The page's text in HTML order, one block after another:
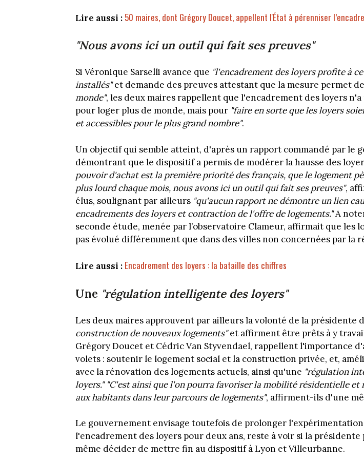
Lire aussi : 50 maires, dont Grégory Doucet, appellent l'État à pérenniser
"Nous avons ici un outil qui fait ses preuves"
Si Véronique Sarselli avance que "l'encadrement des loyers profite à
installés"et demande des preuves attestant que la mesure permet de
monde", les deux maires rappellent que l'encadrement des loyers n'a
pour loger plus de monde, mais pour "faire en sorte que les loyers
et accessibles pour le plus grand nombre".
Un objectif qui semble atteint, d'après un rapport commandé par le
démontrant que le dispositif a permis de modérer la hausse des
pouvoir d'achat est la première priorité des français, que le logement
plus lourd chaque mois, nous avons ici un outil qui fait ses preuves",
élus, soulignant par ailleurs "qu'aucun rapport ne démontre un lien
encadrements des loyers et contraction de l'offre de logements."A
seconde étude, menée par l’observatoire Clameur, affirmait que les
pas évolué différemment que dans des villes non concernées par la
Lire aussi : Encadrement des loyers : la bataille des chiffres
Une "régulation intelligente des loyers"
Les deux maires approuvent par ailleurs la volonté de la présidente
construction de nouveaux logements"et affirment être prêts à y
Grégory Doucet et Cédric Van Styvendael, rappellent l'importance
volets : soutenir le logement social et la construction privée, et,
avec la rénovation des logements actuels, ainsi qu'une "régulation
loyers." "C'est ainsi que l'on pourra favoriser la mobilité résidentielle et
aux habitants dans leur parcours de logements", affirment-ils d'une
Le gouvernement envisage toutefois de prolonger
l'encadrement des loyers pour deux ans, reste à voir si la
même décider de mettre fin au dispositif à Lyon et Villeurbanne.